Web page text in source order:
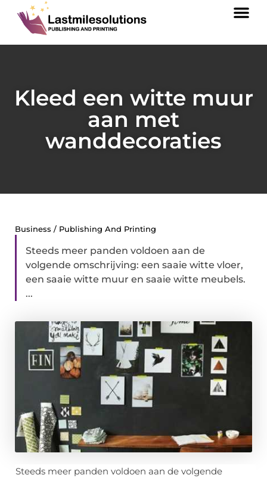
Kleed een witte muur
aan met
wanddecoraties
Business / Publishing And Printing
Steeds meer panden voldoen aan de
volgende omschrijving: een saaie witte vloer,
een saaie witte muur en saaie witte meubels.
...
Steeds meer panden voldoen aan de volgende